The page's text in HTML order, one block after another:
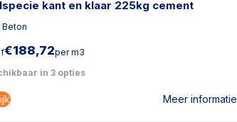
kant en klaar 225kg cement
Beton
€188,72per m3
in 3 opties
Meer informatie